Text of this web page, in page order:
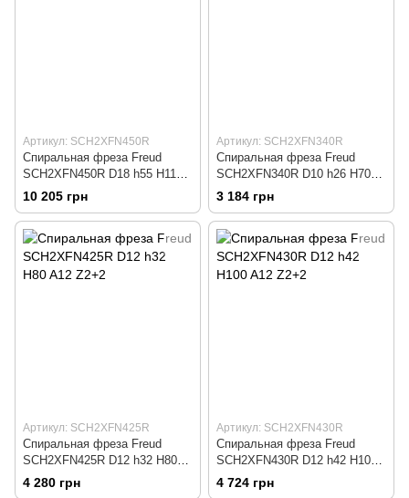
Артикул: SCH2XFN450R
Спиральная фреза Freud
SCH2XFN450R D18 h55 H110
A18 Z2+2
10 205 грн
Артикул: SCH2XFN340R
Спиральная фреза Freud
SCH2XFN340R D10 h26 H70
A10 Z2+2
3 184 грн
Артикул: SCH2XFN425R
Спиральная фреза Freud
SCH2XFN425R D12 h32 H80
A12 Z2+2
4 280 грн
Артикул: SCH2XFN430R
Спиральная фреза Freud
SCH2XFN430R D12 h42 H100
A12 Z2+2
4 724 грн